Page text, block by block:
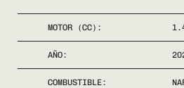
MOTOR (CC):
AÑO:
COMBUSTIBLE: